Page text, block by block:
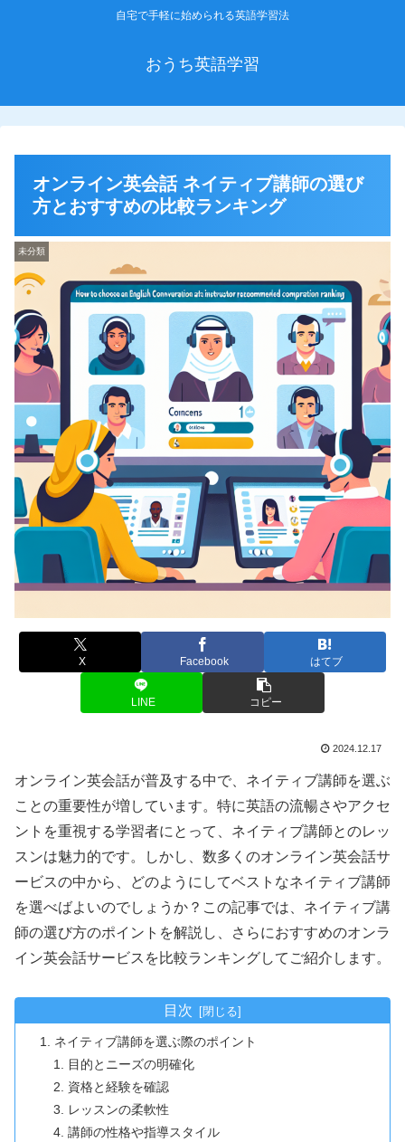
自宅で手軽に始められる英語学習法
おうち英語学習
オンライン英会話 ネイティブ講師の選び
方とおすすめの比較ランキング
未分類
X Facebook はてブ
LINE コピー
2024.12.17
オンライン英会話が普及する中で、ネイティブ講師を選ぶ
ことの重要性が増しています。特に英語の流暢さやアクセ
ントを重視する学習者にとって、ネイティブ講師とのレッ
スンは魅力的です。しかし、数多くのオンライン英会話サ
ービスの中から、どのようにしてベストなネイティブ講師
を選べばよいのでしょうか？この記事では、ネイティブ講
師の選び方のポイントを解説し、さらにおすすめのオンラ
イン英会話サービスを比較ランキングしてご紹介します。
目次
ネイティブ講師を選ぶ際のポイント
目的とニーズの明確化
資格と経験を確認
レッスンの柔軟性
講師の性格や指導スタイル